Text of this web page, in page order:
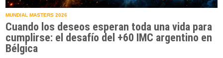
MUNDIAL MASTERS 2026
Cuando los deseos esperan toda una vida para
cumplirse: el desafío del +60 IMC argentino en
Bélgica